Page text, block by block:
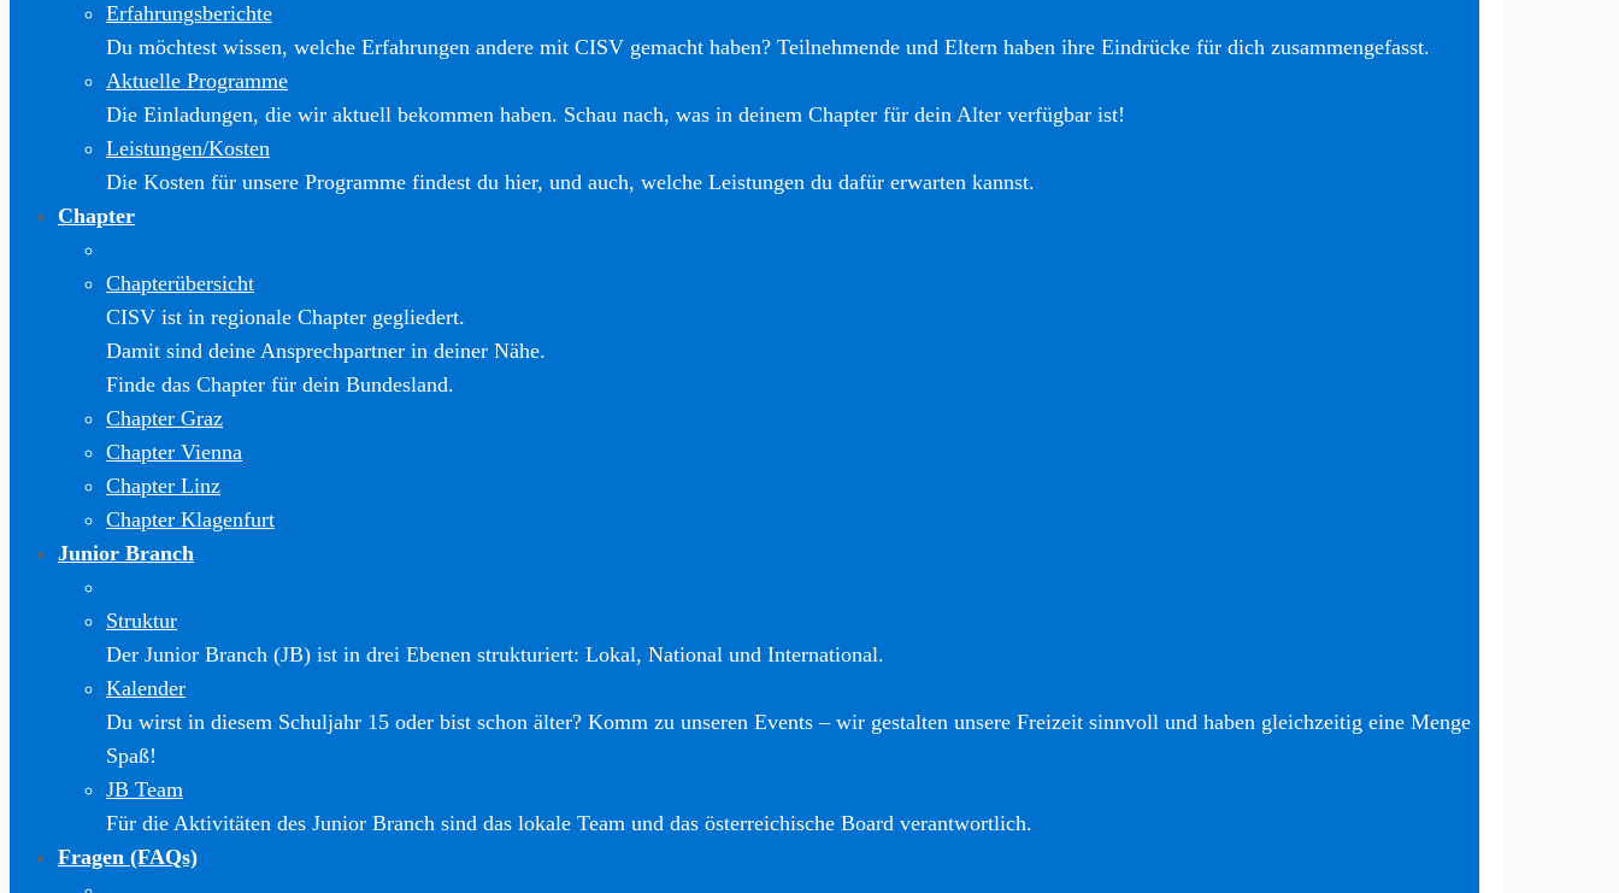
Erfahrungsberichte
Du möchtest wissen, welche Erfahrungen andere mit CISV gemacht haben? Teilnehmende und Eltern haben ihre Eindrücke für dich zusammengefasst.
Aktuelle Programme
Die Einladungen, die wir aktuell bekommen haben. Schau nach, was in deinem Chapter für dein Alter verfügbar ist!
Leistungen/Kosten
Die Kosten für unsere Programme findest du hier, und auch, welche Leistungen du dafür erwarten kannst.
Chapter
Chapterübersicht
CISV ist in regionale Chapter gegliedert.
Damit sind deine Ansprechpartner in deiner Nähe.
Finde das Chapter für dein Bundesland.
Chapter Graz
Chapter Vienna
Chapter Linz
Chapter Klagenfurt
Junior Branch
Struktur
Der Junior Branch (JB) ist in drei Ebenen strukturiert: Lokal, National und International.
Kalender
Du wirst in diesem Schuljahr 15 oder bist schon älter? Komm zu unseren Events – wir gestalten unsere Freizeit sinnvoll und haben gleichzeitig eine Menge
Spaß!
JB Team
Für die Aktivitäten des Junior Branch sind das lokale Team und das österreichische Board verantwortlich.
Fragen (FAQs)